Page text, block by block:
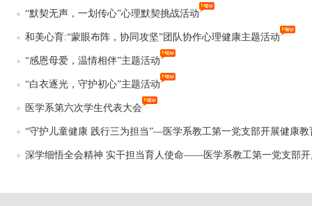
“默契无声，一划传心”心理默契挑战活动
和美心育:“蒙眼布阵，协同攻坚”团队协作心理健康主题活动
“感恩母爱，温情相伴”主题活动
“白衣逐光，守护初心”主题活动
医学系第六次学生代表大会
“守护儿童健康 践行三为担当”—医学系教工第一党支部开展健康教
深学细悟全会精神 实干担当育人使命——医学系教工第一党支部